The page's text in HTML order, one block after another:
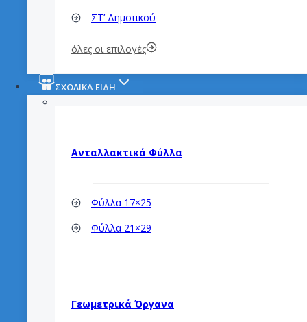
ΣΤ’ Δημοτικού
όλες οι επιλογές
ΣΧΟΛΙΚΑ ΕΙΔΗ
Ανταλλακτικά Φύλλα
Φύλλα 17×25
Φύλλα 21×29
Γεωμετρικά Όργανα